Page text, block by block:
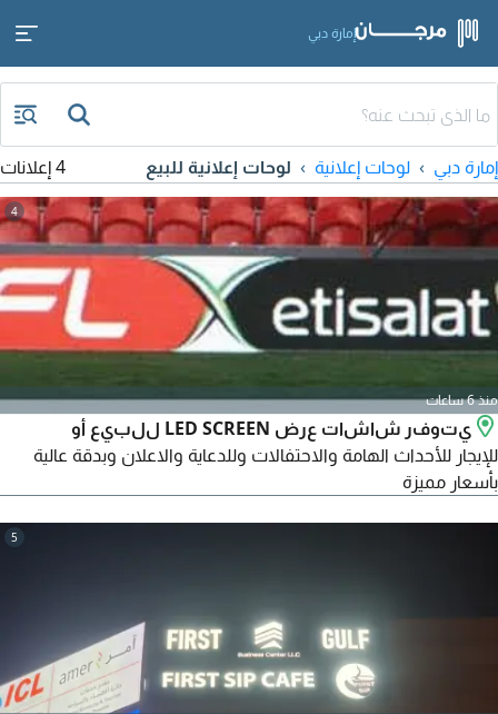
إمارة دبي
إمارة دبي لوحات إعلانية لوحات إعلانية للبيع 4 إعلانات
4
منذ 6 ساعات
يتوفر شاشات عرض LED SCREEN للبيع أو
للإيجار للأحداث الهامة والاحتفالات وللدعاية والاعلان وبدقة عالية
بأسعار مميزة
5